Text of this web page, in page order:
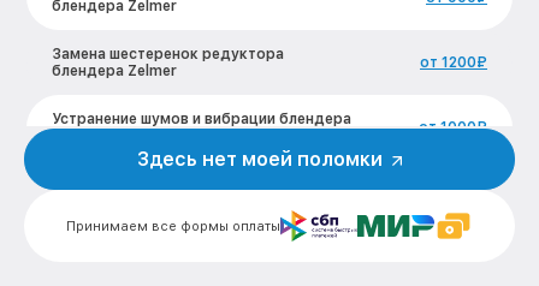
блендера Zelmer
Замена шестеренок редуктора
блендера Zelmer
от 1200₽
Устранение шумов и вибрации блендера
от 1000₽
от 900₽
Принимаем все формы оплаты
Здесь нет моей поломки